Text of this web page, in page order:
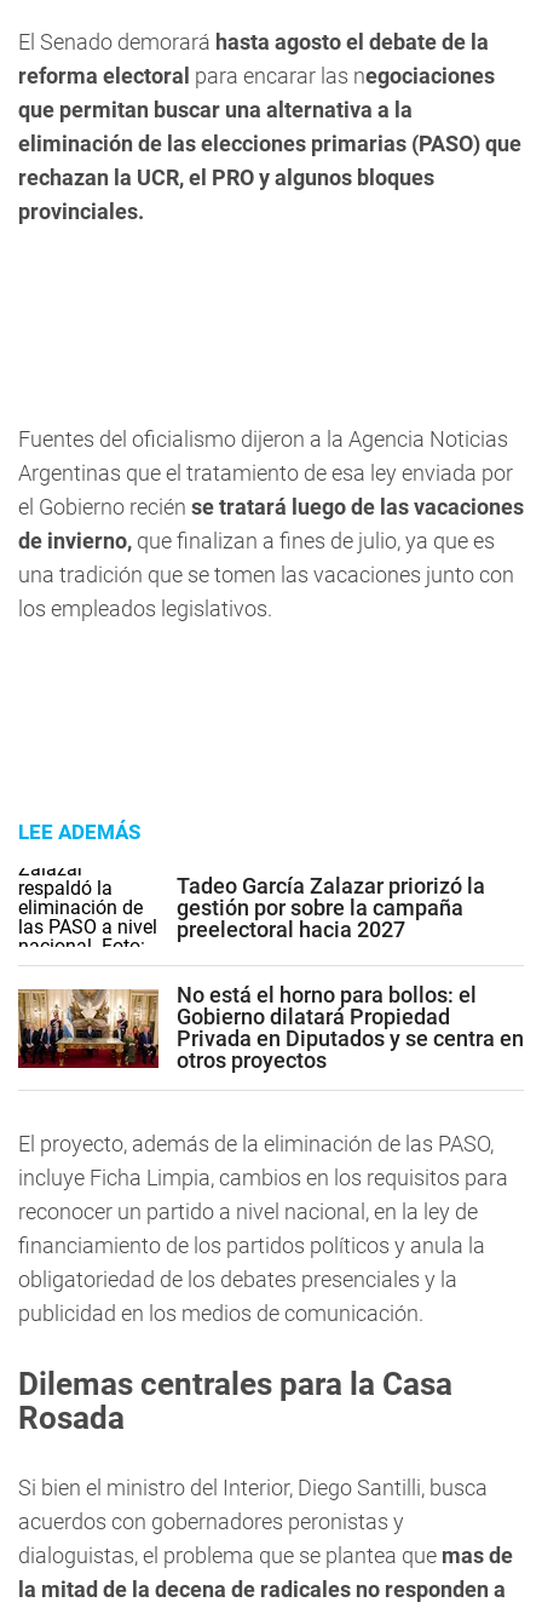
El Senado demorará hasta agosto el debate de la
reforma electoral para encarar las negociaciones
que permitan buscar una alternativa a la
eliminación de las elecciones primarias (PASO) que
rechazan la UCR, el PRO y algunos bloques
provinciales.
Fuentes del oficialismo dijeron a la Agencia Noticias
Argentinas que el tratamiento de esa ley enviada por
el Gobierno recién se tratará luego de las vacaciones
de invierno, que finalizan a fines de julio, ya que es
una tradición que se tomen las vacaciones junto con
los empleados legislativos.
LEE ADEMÁS
Tadeo García Zalazar priorizó la
gestión por sobre la campaña
preelectoral hacia 2027
No está el horno para bollos: el
Gobierno dilatará Propiedad
Privada en Diputados y se centra en
otros proyectos
El proyecto, además de la eliminación de las PASO,
incluye Ficha Limpia, cambios en los requisitos para
reconocer un partido a nivel nacional, en la ley de
financiamiento de los partidos políticos y anula la
obligatoriedad de los debates presenciales y la
publicidad en los medios de comunicación.
Dilemas centrales para la Casa
Rosada
Si bien el ministro del Interior, Diego Santilli, busca
acuerdos con gobernadores peronistas y
dialoguistas, el problema que se plantea que mas de
la mitad de la decena de radicales no responden a